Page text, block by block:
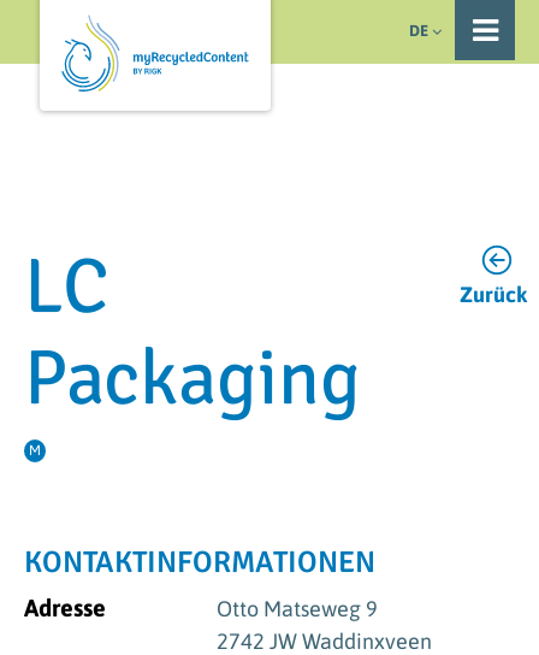
DE
LC
Packaging
M
Zurück
KONTAKTINFORMATIONEN
Adresse
Otto Matseweg 9
2742 JW Waddinxveen